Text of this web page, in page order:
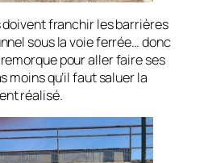
franchir les barrières
sous la voie ferrée… donc
pour aller faire ses
moins qu’il faut saluer la
réalisé.